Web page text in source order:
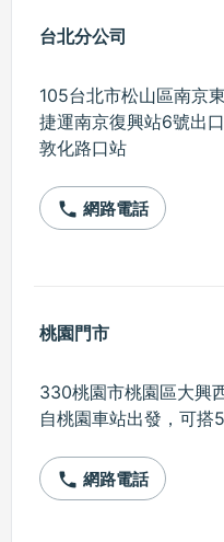
台北分公司
105台北市松山區南京
捷運南京復興站6號出
敦化路口站
phone 網路電話
桃園門市
330桃園市桃園區大興
自桃園車站出發，可
phone 網路電話